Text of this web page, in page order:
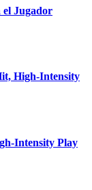
el Jugador
High‑Intensity
Play